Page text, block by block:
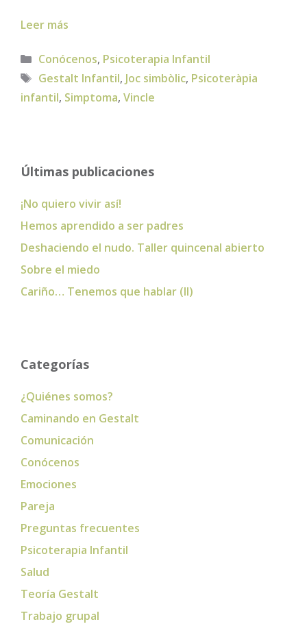
Leer más
Categorías
Conócenos, Psicoterapia Infantil
Etiquetas
Gestalt Infantil, Joc simbòlic, Psicoteràpia
infantil, Simptoma, Vincle
Últimas publicaciones
¡No quiero vivir así!
Hemos aprendido a ser padres
Deshaciendo el nudo. Taller quincenal abierto
Sobre el miedo
Cariño… Tenemos que hablar (II)
Categorías
¿Quiénes somos?
Caminando en Gestalt
Comunicación
Conócenos
Emociones
Pareja
Preguntas frecuentes
Psicoterapia Infantil
Salud
Teoría Gestalt
Trabajo grupal